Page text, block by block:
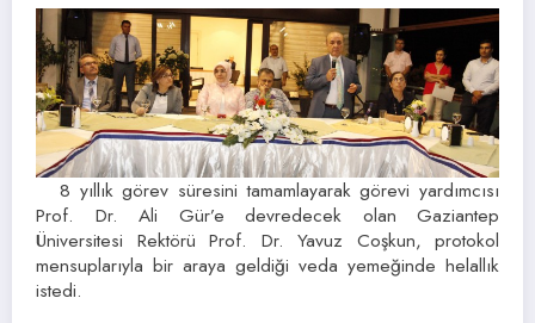
8 yıllık görev süresini tamamlayarak görevi yardımcısı
Prof. Dr. Ali Gür’e devredecek olan Gaziantep
Üniversitesi Rektörü Prof. Dr. Yavuz Coşkun, protokol
mensuplarıyla bir araya geldiği veda yemeğinde helallık
istedi.